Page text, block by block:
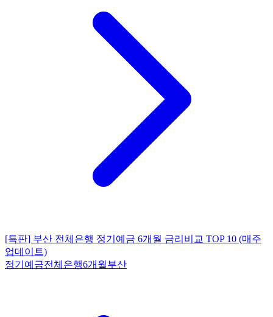
[특판] 부산 전체은행 정기예금 6개월 금리비교 TOP 10 (매주
업데이트)
정기예금전체은행6개월부산